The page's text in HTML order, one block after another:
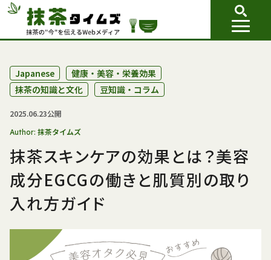
Japanese
健康・美容・栄養効果
抹茶の知識と文化
豆知識・コラム
2025.06.23公開
Author: 抹茶タイムズ
抹茶スキンケアの効果とは？美容
成分EGCGの働きと肌質別の取り
入れ方ガイド